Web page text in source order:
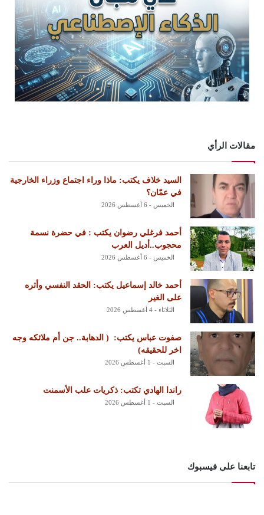
مقالات الرأي
السيد خلاف يكتب: ماذا وراء اجتماع وزراء الخارجية
في عمّان؟
الخميس - 6 أغسطس 2026
أحمد فرغلي رضوان يكتب : في حضرة نسمة
محجوب..أديل العرب
الخميس - 6 أغسطس 2026
أحمد خالد إسماعيل يكتب: الحقد النفسي وأثره
على الغير
الثلاثاء - 4 أغسطس 2026
‏صفوت عباس يكتب: ‏ ‏( الدهابة.. جن أم ملائكه وجه
اخر للحقيقه)
السبت - 1 أغسطس 2026
راندا الهادي تكتب: ذكريات علب الأسمنت
السبت - 1 أغسطس 2026
تابعنا على فيسبوك